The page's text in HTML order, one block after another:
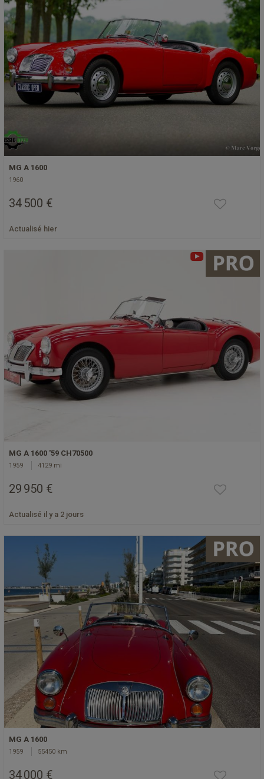
MG A 1600
1960
34 500 €
Actualisé hier
MG A 1600 '59 CH70500
1959 4129 mi
29 950 €
Actualisé il y a 2 jours
MG A 1600
1959 55450 km
34 000 €